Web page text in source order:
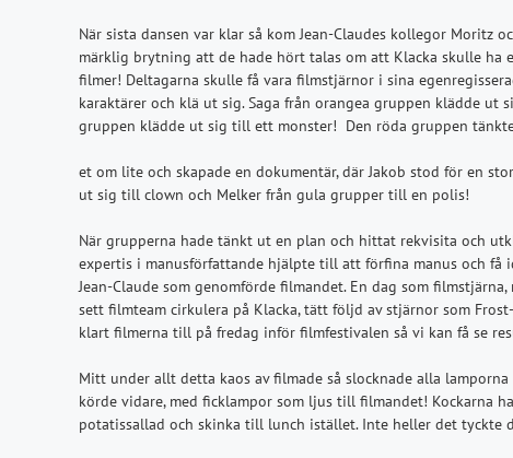
När sista dansen var klar så kom Jean-Claudes kollegor Moritz
märklig brytning att de hade hört talas om att Klacka skulle
filmer! Deltagarna skulle få vara filmstjärnor i sina
karaktärer och klä ut sig. Saga från orangea gruppen klädde
gruppen klädde ut sig till ett monster! Den röda gruppen
et om lite och skapade en dokumentär, där Jakob stod för en
ut sig till clown och Melker från gula grupper till en polis!
När grupperna hade tänkt ut en plan och hittat rekvisita och
expertis i manusförfattande hjälpte till att förfina manus och
Jean-Claude som genomförde filmandet. En dag som
sett filmteam cirkulera på Klacka, tätt följd av stjärnor som
klart filmerna till på fredag inför filmfestivalen så vi kan få se
Mitt under allt detta kaos av filmade så slocknade alla
körde vidare, med ficklampor som ljus till filmandet! Kockarna
potatissallad och skinka till lunch istället. Inte heller det tyckte